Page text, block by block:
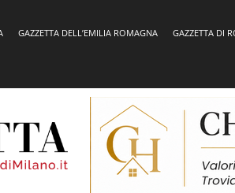
GAZZETTA DELL’EMILIA ROMAGNA GAZZETTA DI